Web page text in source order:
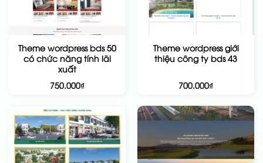
Theme wordpress bds 50
có chức năng tính lãi
xuất
750.000₫
Theme wordpress giới
thiệu công ty bds 43
700.000₫